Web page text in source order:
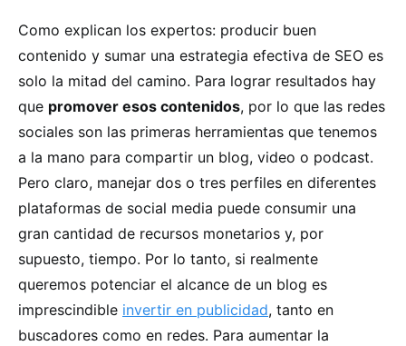
Como explican los expertos: producir buen
contenido y sumar una estrategia efectiva de SEO es
solo la mitad del camino. Para lograr resultados hay
que promover esos contenidos, por lo que las redes
sociales son las primeras herramientas que tenemos
a la mano para compartir un blog, video o podcast.
Pero claro, manejar dos o tres perfiles en diferentes
plataformas de social media puede consumir una
gran cantidad de recursos monetarios y, por
supuesto, tiempo. Por lo tanto, si realmente
queremos potenciar el alcance de un blog es
imprescindible invertir en publicidad, tanto en
buscadores como en redes. Para aumentar la